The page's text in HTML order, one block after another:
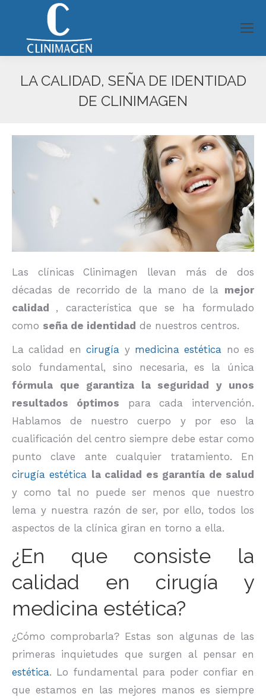
LA CALIDAD, SEÑA DE IDENTIDAD
DE CLINIMAGEN
Las clínicas Clinimagen llevan más de dos
décadas de recorrido de la mano de la mejor
calidad , característica que se ha formulado
como seña de identidad de nuestros centros.
La calidad encirugía y medicina estética no es
solo fundamental, sino necesaria, es la única
fórmula que garantiza la seguridad y unos
resultados óptimos para cada intervención.
Hablamos de nuestro cuerpo y por eso la
cualificación del centro siempre debe estar como
punto clave ante cualquier tratamiento. En
cirugía estética la calidad es garantía de salud
y como tal no puede ser menos que nuestro
lema y nuestra razón de ser, por ello, todos los
aspectos de la clínica giran en torno a ella.
¿En que consiste la
calidad en cirugía y
medicina estética?
¿Cómo comprobarla? Estas son algunas de las
primeras inquietudes que surgen al pensar en
estética. Lo fundamental para poder confiar en
que estamos en las mejores manos es siempre